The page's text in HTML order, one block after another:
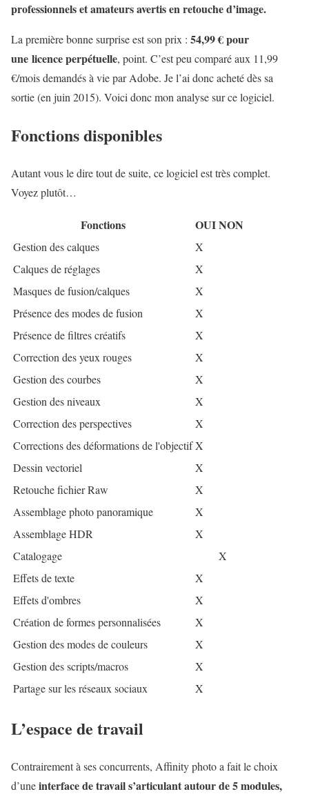
professionnels et amateurs avertis en retouche d’image.
La première bonne surprise est son prix : 54,99 € pour
une licence perpétuelle, point. C’est peu comparé aux 11,99
€/mois demandés à vie par Adobe. Je l’ai donc acheté dès sa
sortie (en juin 2015). Voici donc mon analyse sur ce logiciel.
Fonctions disponibles
Autant vous le dire tout de suite, ce logiciel est très complet.
Voyez plutôt…
Fonctions OUINON
Gestion des calques
X
Calques de réglages
X
Masques de fusion/calques
X
Présence des modes de fusion
X
Présence de filtres créatifs
X
Correction des yeux rouges
X
Gestion des courbes
X
Gestion des niveaux
X
Correction des perspectives
X
Corrections des déformations de l'objectifX
Dessin vectoriel
X
Retouche fichier Raw
X
Assemblage photo panoramique
X
Assemblage HDR
X
Catalogage
X
Effets de texte
X
Effets d'ombres
X
Création de formes personnalisées
X
Gestion des modes de couleurs
X
Gestion des scripts/macros
X
Partage sur les réseaux sociaux
X
L’espace de travail
Contrairement à ses concurrents, Affinity photo a fait le choix
d’uneinterface de travail s’articulant autour de 5 modules,